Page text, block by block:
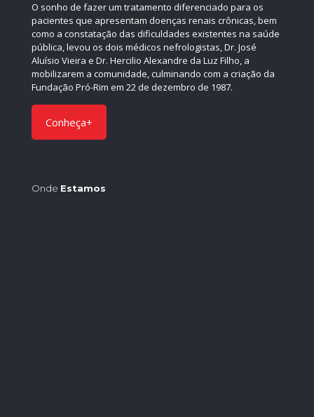
O sonho de fazer um tratamento diferenciado para os
pacientes que apresentam doenças renais crônicas, bem
como a constatação das dificuldades existentes na saúde
pública, levou os dois médicos nefrologistas, Dr. José
Aluísio Vieira e Dr. Hercilio Alexandre da Luz Filho, a
mobilizarem a comunidade, culminando com a criação da
Fundação Pró-Rim em 22 de dezembro de 1987.
Conheça+
Onde Estamos